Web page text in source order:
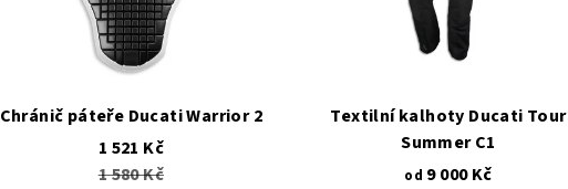
Chránič páteře Ducati Warrior 2
1 521 Kč
1 580 Kč
Textilní kalhoty Ducati Tour
Summer C1
od 9 000 Kč